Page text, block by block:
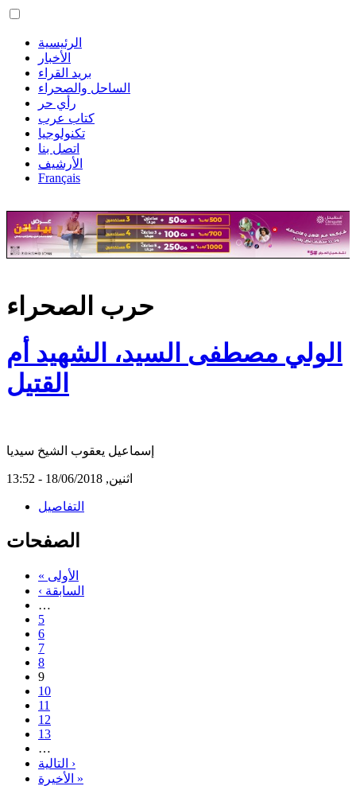
الرئيسية
الأخبار
بريد القراء
الساحل والصحراء
رأي حر
كتاب عرب
تكنولوجيا
اتصل بنا
الأرشيف
Français
حرب الصحراء
الولي مصطفى السيد، الشهيد أم
القتيل
إسماعيل يعقوب الشيخ سيديا
اثنين, 18/06/2018 - 13:52
التفاصيل
الصفحات
« الأولى
‹ السابقة
…
5
6
7
8
9
10
11
12
13
…
التالية ›
الأخيرة »